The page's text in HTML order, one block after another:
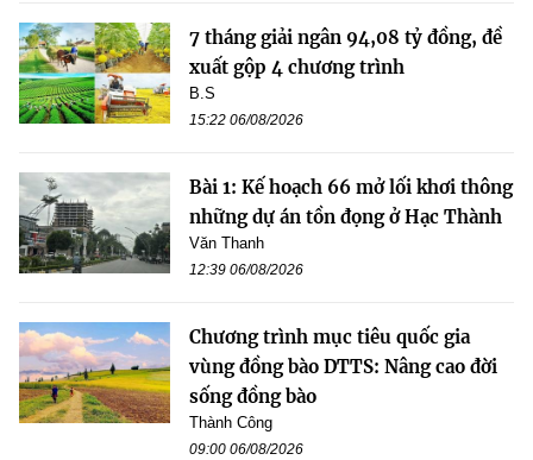
7 tháng giải ngân 94,08 tỷ đồng, đề
xuất gộp 4 chương trình
B.S
15:22 06/08/2026
Bài 1: Kế hoạch 66 mở lối khơi thông
những dự án tồn đọng ở Hạc Thành
Văn Thanh
12:39 06/08/2026
Chương trình mục tiêu quốc gia
vùng đồng bào DTTS: Nâng cao đời
sống đồng bào
Thành Công
09:00 06/08/2026